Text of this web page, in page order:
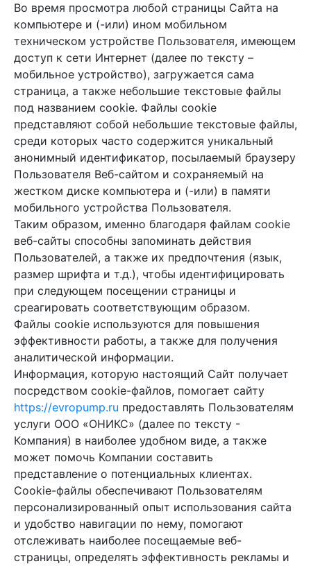
Во время просмотра любой страницы Сайта на
компьютере и (-или) ином мобильном
техническом устройстве Пользователя, имеющем
доступ к сети Интернет (далее по тексту –
мобильное устройство), загружается сама
страница, а также небольшие текстовые файлы
под названием cookie. Файлы cookie
представляют собой небольшие текстовые файлы,
среди которых часто содержится уникальный
анонимный идентификатор, посылаемый браузеру
Пользователя Веб-сайтом и сохраняемый на
жестком диске компьютера и (-или) в памяти
мобильного устройства Пользователя.
Таким образом, именно благодаря файлам cookie
веб-сайты способны запоминать действия
Пользователей, а также их предпочтения (язык,
размер шрифта и т.д.), чтобы идентифицировать
при следующем посещении страницы и
среагировать соответствующим образом.
Файлы cookie используются для повышения
эффективности работы, а также для получения
аналитической информации.
Информация, которую настоящий Сайт получает
посредством cookie-файлов, помогает сайту
https://evropump.ru предоставлять Пользователям
услуги ООО «ОНИКС» (далее по тексту -
Компания) в наиболее удобном виде, а также
может помочь Компании составить
представление о потенциальных клиентах.
Cookie-файлы обеспечивают Пользователям
персонализированный опыт использования сайта
и удобство навигации по нему, помогают
отслеживать наиболее посещаемые веб-
страницы, определять эффективность рекламы и